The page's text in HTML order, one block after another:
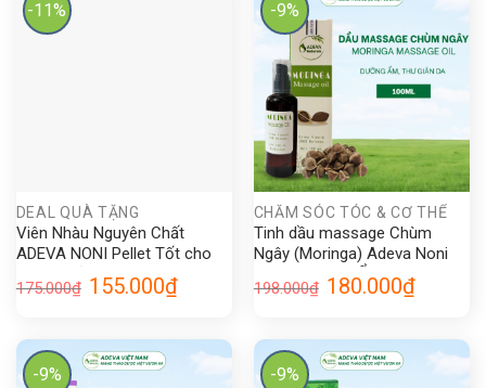
-11%
DEAL QUÀ TẶNG
Viên Nhàu Nguyên Chất
ADEVA NONI Pellet Tốt cho
Sức Khoẻ 250g – 500g
175.000₫ Giá
gốc
155.000₫Giá
155.000₫.
-9%
CHĂM SÓC TÓC & CƠ THỂ
Tinh dầu massage Chùm
Ngây (Moringa) Adeva Noni
100ML Dưỡng Ẩm Da, Thư
giãn Body Oil
198.000₫ Giá
gốc
180.000₫Giá
180.000₫.
-9% -9%